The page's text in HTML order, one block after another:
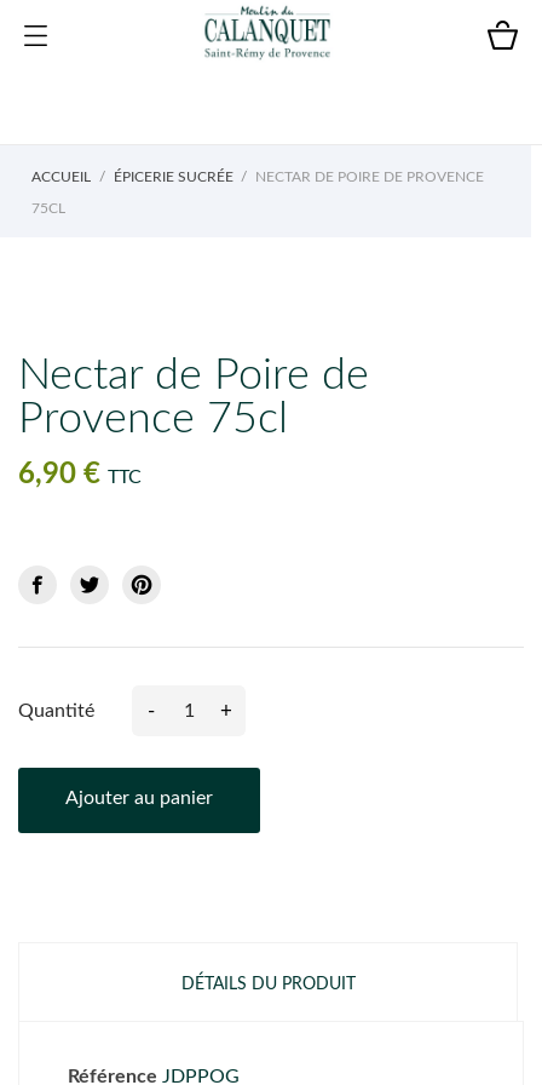
ACCUEIL ÉPICERIE SUCRÉE NECTAR DE POIRE DE PROVENCE
75CL
Nectar de Poire de
Provence 75cl
6,90 € TTC
Quantité - +
Ajouter au panier
DÉTAILS DU PRODUIT
Référence JDPPOG